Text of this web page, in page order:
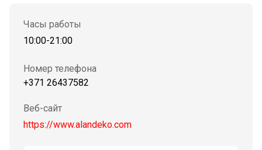
Часы работы
10:00-21:00
Номер телефона
+371 26437582
Веб-сайт
https://www.alandeko.com